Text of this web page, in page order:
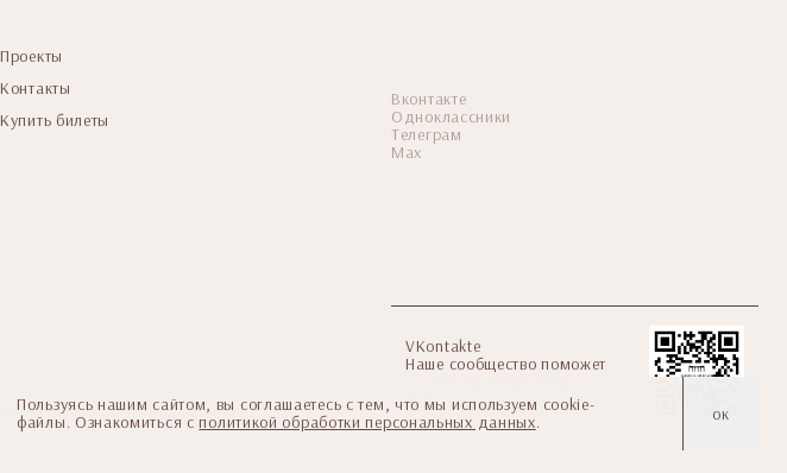
Проекты
Контакты
Купить билеты
Вконтакте
Одноклассники
Телеграм
Мax
Политика конфиденциальности
VKontakte
Наше сообщество поможет
билетами, скидками
Пользуясь нашим сайтом, вы соглашаетесь с тем, что мы используем cookie-
файлы. Ознакомиться с политикой обработки персональных данных. ок